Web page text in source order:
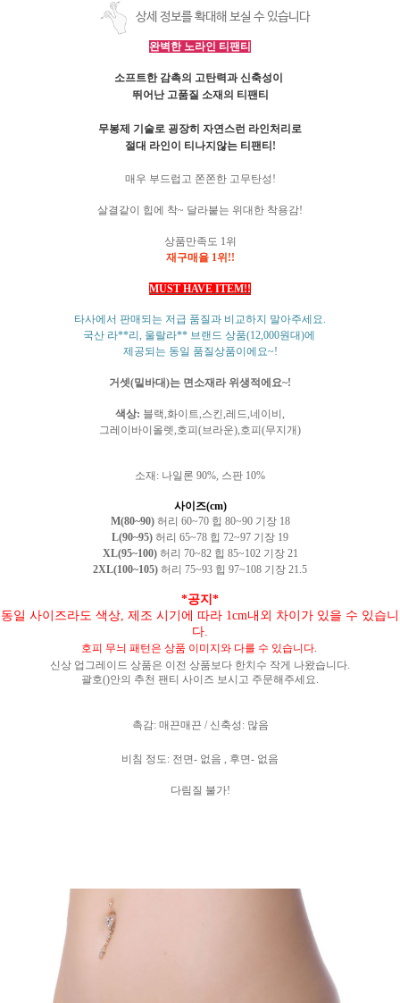
상세 정보를 확대해 보실 수 있습니다
완벽한 노라인 티팬티
소프트한 감촉의 고탄력과 신축성이
뛰어난 고품질 소재의 티팬티
무봉제 기술로 굉장히 자연스런 라인처리로
절대 라인이 티나지않는 티팬티!
매우 부드럽고 쫀쫀한 고무탄성 !
살결같이 힙에 착~ 달라붙는 위대한 착용감!
상품만족도 1 위
재구매율1위!!
MUST HAVE ITEM!!
타사에서 판매되는 저급 품질과 비교하지 말아주세요
국산 라**리 울랄라** 브랜드 상품(12,000원대)에
제공되는 동일 품질상품이에요~!
거셋(밑바대)는 면소재라 위생적에요~!
색상: 블랙 화이트 스킨,레드,네이비,
그레이바이올렛,호피(브라운),호피(무지개)
소재: 나일론 90%, 스판 10%
사이즈(cm)
M(80~90)허리 60~70 힙 80~90 기장 18
L(90~95) 허리 65~78 힙 72~97 기장 19
XL(95~100)허리 70~82 힙 85~102 기장 21
2XL(100~105) 허리 75~93 힙 97~108 기장 21.5
*공지*
동일 사이즈라도 색상, 제조 시기에 따라 1cm내외 차이가 있을 수 있습니
다.
호피 무늬 패턴은 상품 이미지와 다를 수 있습니다.
신상 업그레이드 상품은 이전 상품보다 한치수 작게 나왔습니다.
괄호()안의 추천 팬티 사이즈 보시고 주문해주세요.
촉감: 매끈매끈 / 신축성 : 많음
비침 정도 : 전면- 없음 후면- 없음
다림질 불가!